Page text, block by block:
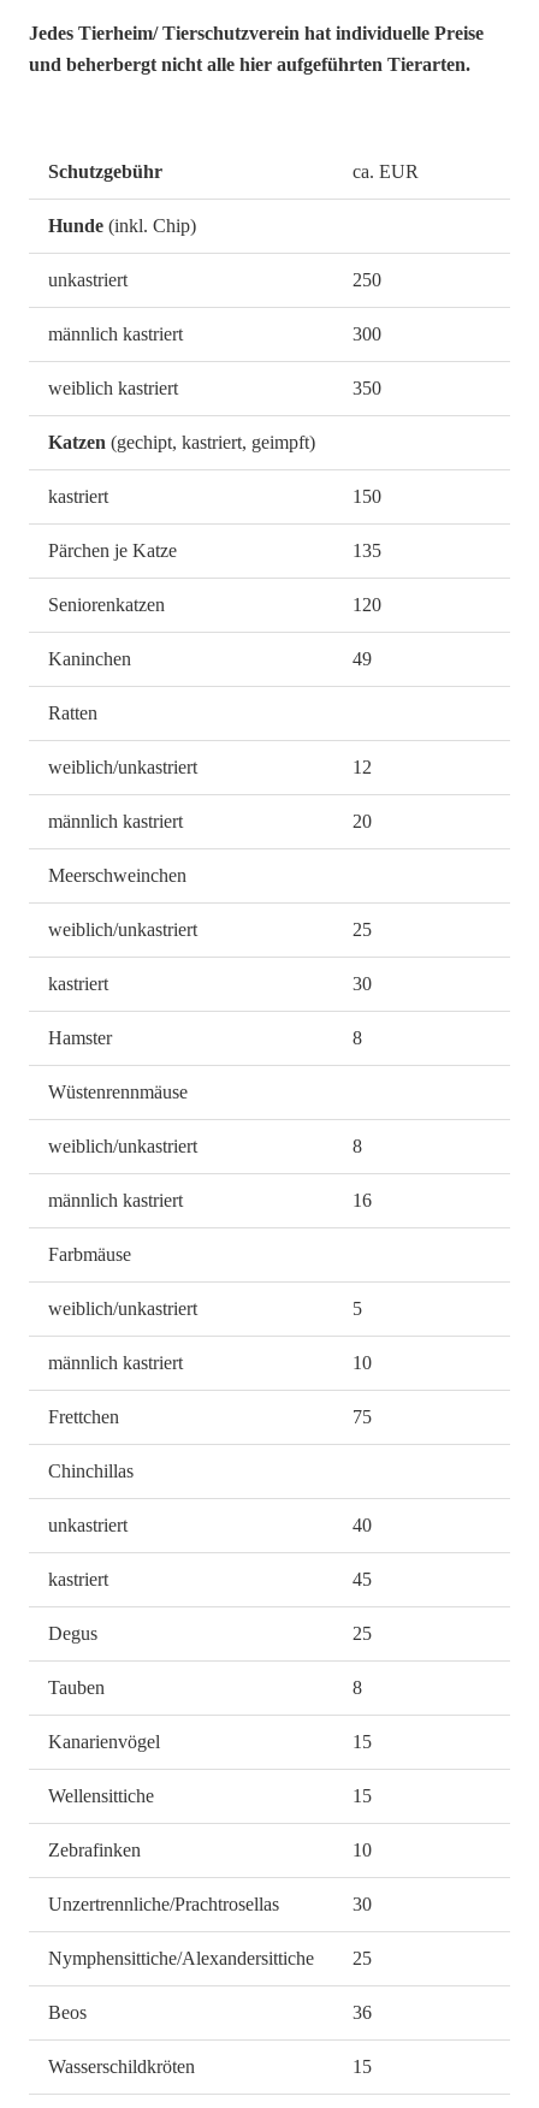
Jedes Tierheim/ Tierschutzverein hat individuelle Preise
und beherbergt nicht alle hier aufgeführten Tierarten.
Schutzgebühr ca. EUR
Hunde (inkl. Chip)
unkastriert 250
männlich kastriert 300
weiblich kastriert 350
Katzen (gechipt, kastriert, geimpft)
kastriert 150
Pärchen je Katze 135
Seniorenkatzen 120
Kaninchen 49
Ratten
weiblich/unkastriert 12
männlich kastriert 20
Meerschweinchen
weiblich/unkastriert 25
kastriert 30
Hamster 8
Wüstenrennmäuse
weiblich/unkastriert 8
männlich kastriert 16
Farbmäuse
weiblich/unkastriert 5
männlich kastriert 10
Frettchen 75
Chinchillas
unkastriert 40
kastriert 45
Degus 25
Tauben 8
Kanarienvögel 15
Wellensittiche 15
Zebrafinken 10
Unzertrennliche/Prachtrosellas 30
Nymphensittiche/Alexandersittiche 25
Beos 36
Wasserschildkröten 15